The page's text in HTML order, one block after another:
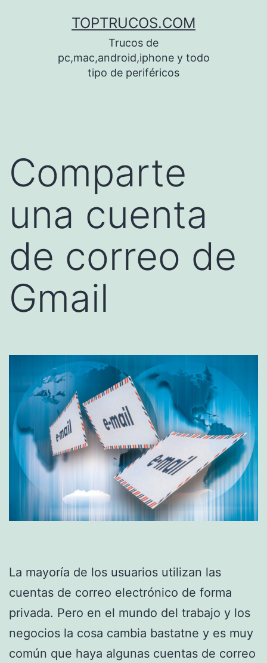
TOPTRUCOS.COM
Trucos de
pc,mac,android,iphone y todo
tipo de periféricos
Comparte
una cuenta
de correo de
Gmail
La mayoría de los usuarios utilizan las
cuentas de correo electrónico de forma
privada. Pero en el mundo del trabajo y los
negocios la cosa cambia bastatne y es muy
común que haya algunas cuentas de correo